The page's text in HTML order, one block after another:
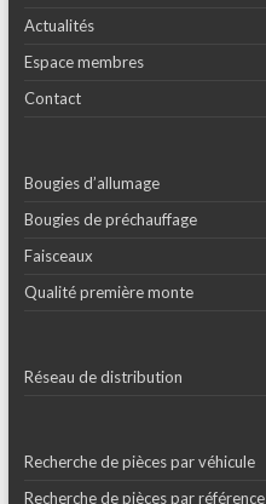
Actualités
Espace membres
Contact
Bougies d’allumage
Bougies de préchauffage
Faisceaux
Qualité première monte
Réseau de distribution
Recherche de pièces par véhicule
Recherche de pièces par référence